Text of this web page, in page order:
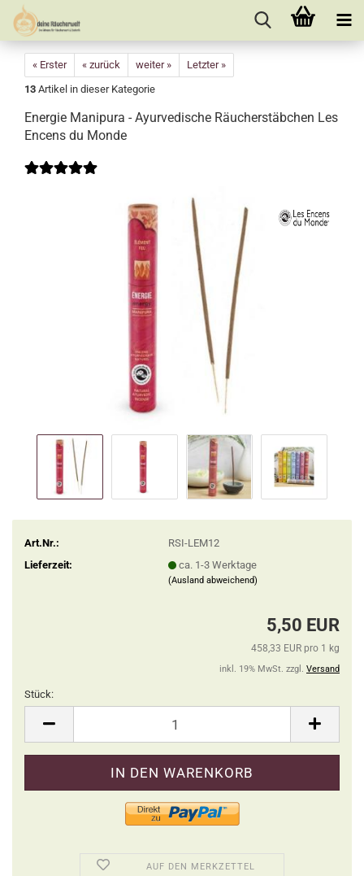
« Erster « zurück weiter »
Letzter »
13 Artikel in dieser Kategorie
Energie Manipura - Ayurvedische Räucherstäbchen Les
Encens du Monde
Art.Nr.:
RSI-LEM12
Lieferzeit:
ca. 1-3 Werktage
(Ausland abweichend)
5,50 EUR
458,33 EUR pro 1 kg
inkl. 19% MwSt. zzgl. Versand
Stück:
AUF DEN MERKZETTEL